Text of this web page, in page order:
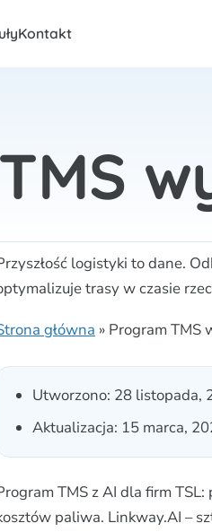
Kontakt
logistyki to dane.
trasy w czasie
główna » Program TMS
Utworzono: 28 listopada,
Aktualizacja: 15 marca,
TMS z AI dla firm
paliwa. Linkway.AI –